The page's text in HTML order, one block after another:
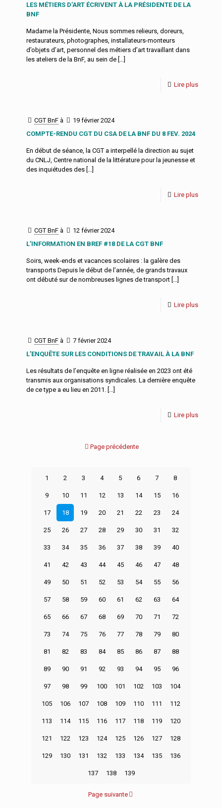
LES MÉTIERS D’ART ÉCRIVENT À LA PRÉSIDENTE DE LA
BNF
Madame la Présidente, Nous sommes relieurs, doreurs,
restaurateurs, photographes, installateurs-monteurs
d’objets d’art, personnel des métiers d’art travaillant dans
les ateliers de la BnF, au sein de […]
Lire plus
CGT BnF à
19 février 2024
COMPTE-RENDU CGT DU CSA DE LA BNF DU 8 FEV. 2024
En début de séance, la CGT a interpellé la direction au sujet
du CNLJ, Centre national de la littérature pour la jeunesse et
des inquiétudes des […]
Lire plus
CGT BnF à
12 février 2024
L’INFORMATION EN BREF #18 DE LA CGT BNF
Soirs, week-ends et vacances scolaires : la galère des
transports Depuis le début de l’année, de grands travaux
ont débuté sur de nombreuses lignes de transport […]
Lire plus
CGT BnF à
7 février 2024
L’ENQUÊTE SUR LES CONDITIONS DE TRAVAIL À LA BNF
Les résultats de l’enquête en ligne réalisée en 2023 ont été
transmis aux organisations syndicales. La dernière enquête
de ce type a eu lieu en 2011. […]
Lire plus
Page précédente
1 2 3 4 5 6 7 8
9 10 11 12 13 14 15 16
17 18 19 20 21 22 23 24
25 26 27 28 29 30 31 32
33 34 35 36 37 38 39 40
41 42 43 44 45 46 47 48
49 50 51 52 53 54 55 56
57 58 59 60 61 62 63 64
65 66 67 68 69 70 71 72
73 74 75 76 77 78 79 80
81 82 83 84 85 86 87 88
89 90 91 92 93 94 95 96
97 98 99 100 101 102 103 104
105 106 107 108 109 110 111 112
113 114 115 116 117 118 119 120
121 122 123 124 125 126 127 128
129 130 131 132 133 134 135 136
137 138 139
Page suivante